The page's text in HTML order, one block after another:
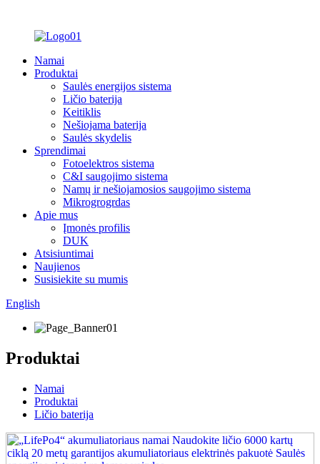
Namai
Produktai
Saulės energijos sistema
Ličio baterija
Keitiklis
Nešiojama baterija
Saulės skydelis
Sprendimai
Fotoelektros sistema
C&I saugojimo sistema
Namų ir nešiojamosios saugojimo sistema
Mikrogrogrdas
Apie mus
Įmonės profilis
DUK
Atsisiuntimai
Naujienos
Susisiekite su mumis
English
Produktai
Namai
Produktai
Ličio baterija